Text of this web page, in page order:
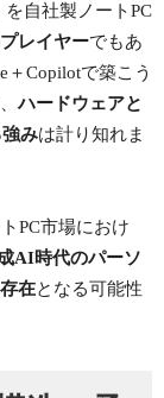
を自社製ノートPC
レイヤーでもあ
＋Copilotで築こう
ハードウェアと
みは計り知れま
PC市場におけ
AI時代のパーソ
在となる可能性